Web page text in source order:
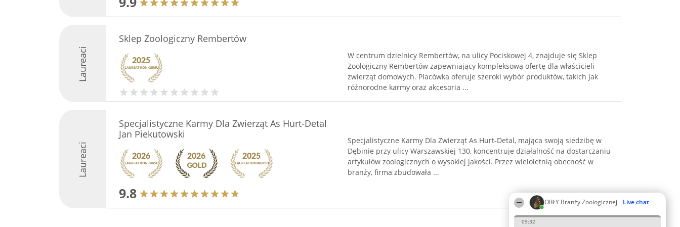
ORŁY Branży Zoologicznej Live chat
09:32
Laureaci
Sklep Zoologiczny Rembertów
W centrum dzielnicy Rembertów, na ulicy Pociskowej 4, znajduje się Sklep
Zoologiczny Rembertów zapewniający kompleksową ofertę dla właścicieli
zwierząt domowych. Placówka oferuje szeroki wybór produktów, takich jak
różnorodne karmy oraz akcesoria ...
Laureaci
Specjalistyczne Karmy Dla Zwierząt As Hurt-Detal
Jan Piekutowski
9.8
Specjalistyczne Karmy Dla Zwierząt As Hurt-Detal, mająca swoją siedzibę w
Dębinie przy ulicy Warszawskiej 130, koncentruje działalność na dostarczaniu
artykułów zoologicznych o wysokiej jakości. Przez wieloletnią obecność w
branży, firma zbudowała ...